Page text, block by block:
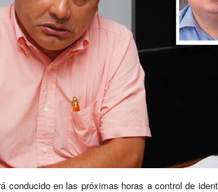
conducido en las próximas horas a control de